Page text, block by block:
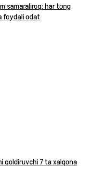
samaraliroq: har tong
foydali odat
qoldiruvchi 7 ta xalqona